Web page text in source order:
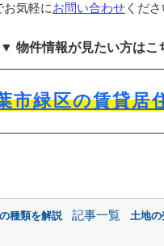
気軽にお問い合わせ くださ
▼ 物件情報が見たい方はこ
市緑区の賃貸居
種類を解説 記事一覧 土地